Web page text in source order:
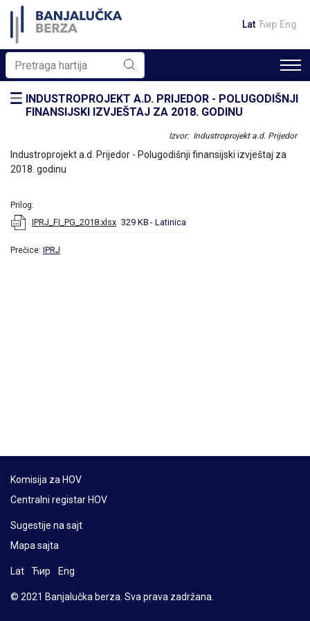
Lat Ћир Eng
INDUSTROPROJEKT A.D. PRIJEDOR - POLUGODIŠNJI
FINANSIJSKI IZVJEŠTAJ ZA 2018. GODINU
Izvor: Industroprojekt a.d. Prijedor
Industroprojekt a.d. Prijedor - Polugodišnji finansijski izvještaj za
2018. godinu
Prilog:
IPRJ_FI_PG_2018.xlsx 329 KB - Latinica
Prečice: IPRJ
Komisija za HOV
Centralni registar HOV
Sugestije na sajt
Mapa sajta
Lat Ћир Eng
© 2021 Banjalučka berza. Sva prava zadržana.